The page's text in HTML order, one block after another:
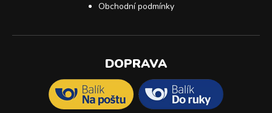
Obchodní podmínky
DOPRAVA